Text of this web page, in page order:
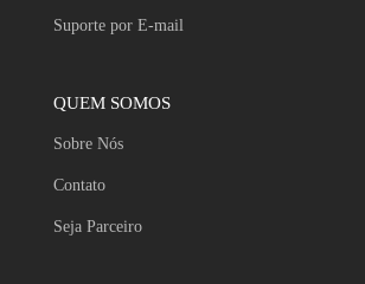
Suporte por E-mail
QUEM SOMOS
Sobre Nós
Contato
Seja Parceiro